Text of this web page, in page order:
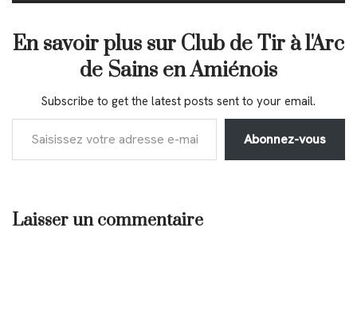
En savoir plus sur Club de Tir à l'Arc
de Sains en Amiénois
Subscribe to get the latest posts sent to your email.
Abonnez-vous
Laisser un commentaire